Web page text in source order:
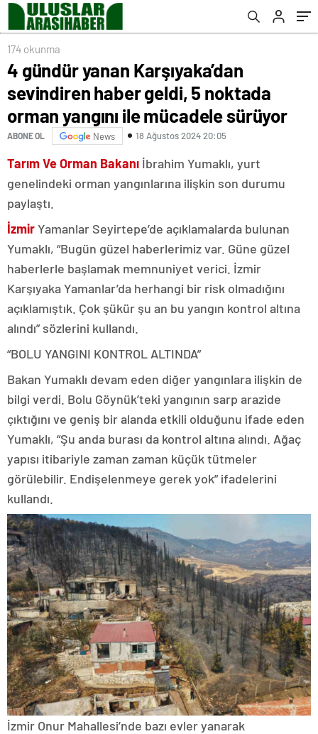
mücadele sürüyor
174 okunma
4 gündür yanan Karşıyaka’dan
sevindiren haber geldi, 5 noktada
orman yangını ile mücadele sürüyor
ABONE OL News 18 Ağustos 2024 20:05
Tarım Ve Orman Bakanı İbrahim Yumaklı, yurt
genelindeki orman yangınlarına ilişkin son durumu
paylaştı.
İzmirYamanlar Seyirtepe’de açıklamalarda bulunan
Yumaklı, “Bugün güzel haberlerimiz var. Güne güzel
haberlerle başlamak memnuniyet verici. İzmir
Karşıyaka Yamanlar’da herhangi bir risk olmadığını
açıklamıştık. Çok şükür şu an bu yangın kontrol altına
alındı” sözlerini kullandı.
“BOLU YANGINI KONTROL ALTINDA”
Bakan Yumaklı devam eden diğer yangınlara ilişkin de
bilgi verdi. Bolu Göynük’teki yangının sarp arazide
çıktığını ve geniş bir alanda etkili olduğunu ifade eden
Yumaklı, “Şu anda burası da kontrol altına alındı. Ağaç
yapısı itibariyle zaman zaman küçük tütmeler
görülebilir. Endişelenmeye gerek yok” ifadelerini
kullandı.
İzmir Onur Mahallesi’nde bazı evler yanarak